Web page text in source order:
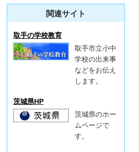
関連サイト
取手の学校教育
取手市立小中
学校の出来事
などをお伝え
します。
茨城県HP
茨城県のホー
ムページで
す。